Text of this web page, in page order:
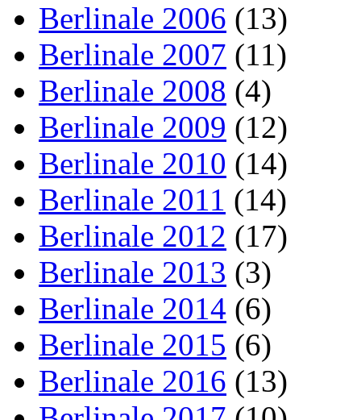
Berlinale 2006 (13)
Berlinale 2007 (11)
Berlinale 2008 (4)
Berlinale 2009 (12)
Berlinale 2010 (14)
Berlinale 2011 (14)
Berlinale 2012 (17)
Berlinale 2013 (3)
Berlinale 2014 (6)
Berlinale 2015 (6)
Berlinale 2016 (13)